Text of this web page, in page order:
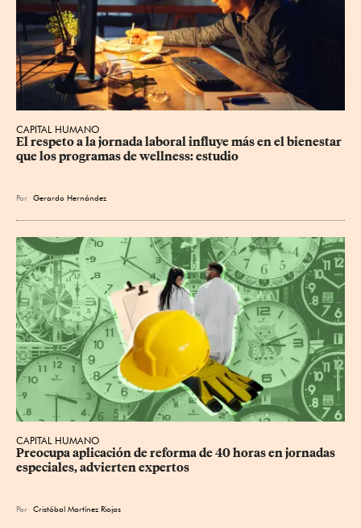
CAPITAL HUMANO
El respeto a la jornada laboral influye más en el bienestar
que los programas de wellness: estudio
Por Gerardo Hernández
CAPITAL HUMANO
Preocupa aplicación de reforma de 40 horas en jornadas
especiales, advierten expertos
Por Cristóbal Martínez Riojas